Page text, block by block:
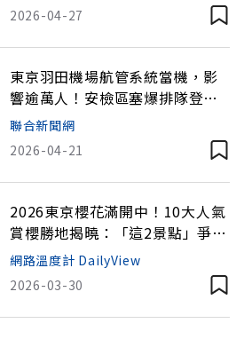
2026-04-27
東京羽田機場航管系統當機，影
響逾萬人！安檢區塞爆排隊登機
旅客
聯合新聞網
2026-04-21
2026東京櫻花滿開中！10大人氣
賞櫻勝地揭曉：「這2景點」爭冠
軍
網路溫度計 DailyView
2026-03-30